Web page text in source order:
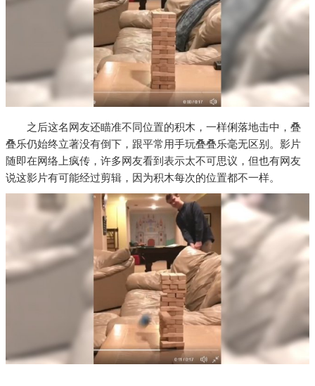
之后这名网友还瞄准不同位置的积木，一样俐落地击中，叠
叠乐仍始终立著没有倒下，跟平常用手玩叠叠乐毫无区别。影片
随即在网络上疯传，许多网友看到表示太不可思议，但也有网友
说这影片有可能经过剪辑，因为积木每次的位置都不一样。